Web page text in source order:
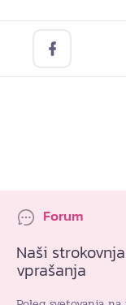
Forum
Naši
vprašanja